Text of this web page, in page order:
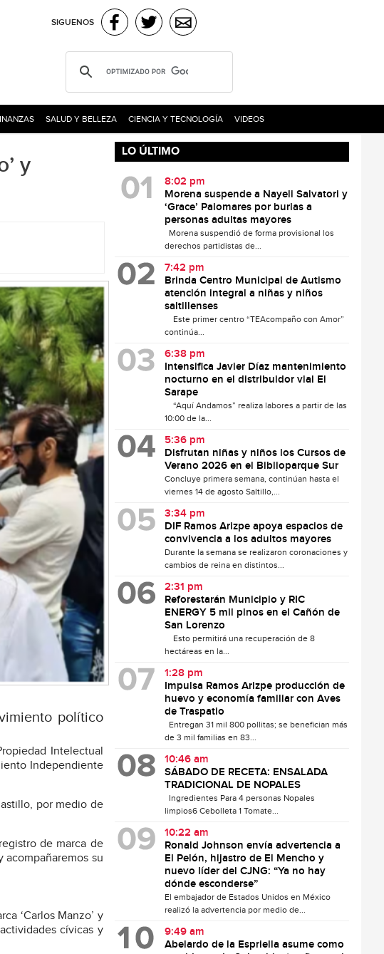
SIGUENOS
SALUD Y BELLEZA CIENCIA Y TECNOLOGÍA VIDEOS
y
político
Intelectual
Independiente
por medio de
de marca de
acompañaremos su
‘Carlos Manzo’ y
cívicas y
LO ÚLTIMO
8:02 pm
Morena suspende a Nayeli Salvatori y
‘Grace’ Palomares por burlas a
personas adultas mayores
Morena suspendió de forma provisional los
derechos partidistas de...
7:42 pm
Brinda Centro Municipal de Autismo
atención integral a niñas y niños
saltillenses
Este primer centro “TEAcompaño con Amor”
continúa...
6:38 pm
Intensifica Javier Díaz mantenimiento
nocturno en el distribuidor vial El
Sarape
“Aquí Andamos” realiza labores a partir de las
10:00 de la...
5:36 pm
Disfrutan niñas y niños los Cursos de
Verano 2026 en el Biblioparque Sur
Concluye primera semana, continúan hasta el
viernes 14 de agosto Saltillo,...
3:34 pm
DIF Ramos Arizpe apoya espacios de
convivencia a los adultos mayores
Durante la semana se realizaron coronaciones y
cambios de reina en distintos...
2:31 pm
Reforestarán Municipio y RIC
ENERGY 5 mil pinos en el Cañón de
San Lorenzo
Esto permitirá una recuperación de 8
hectáreas en la...
1:28 pm
Impulsa Ramos Arizpe producción de
huevo y economía familiar con Aves
de Traspatio
Entregan 31 mil 800 pollitas; se benefician más
de 3 mil familias en 83...
10:46 am
SÁBADO DE RECETA: ENSALADA
TRADICIONAL DE NOPALES
Ingredientes Para 4 personas Nopales
limpios6 Cebolleta 1 Tomate...
10:22 am
Ronald Johnson envía advertencia a
El Pelón, hijastro de El Mencho y
nuevo líder del CJNG: “Ya no hay
dónde esconderse”
El embajador de Estados Unidos en México
realizó la advertencia por medio de...
9:49 am
Abelardo de la Espriella asume como